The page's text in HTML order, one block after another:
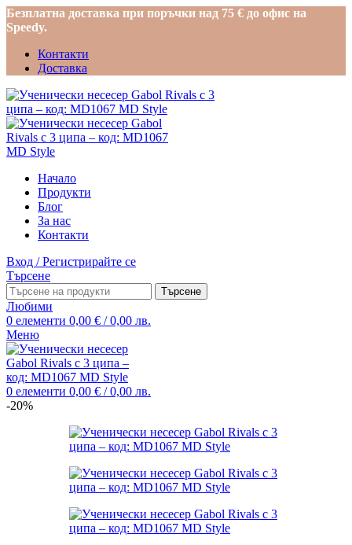
Безплатна доставка при поръчки над 75 € до офис на
Speedy.
Контакти
Доставка
Начало
Продукти
Блог
За нас
Контакти
Вход / Регистрирайте се
Търсене
Търсене
Любими
0 елементи 0,00 € / 0,00 лв.
Меню
0 елементи 0,00 € / 0,00 лв.
-20%